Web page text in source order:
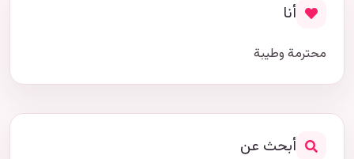
أنا
محترمة وطيبة
أبحث عن